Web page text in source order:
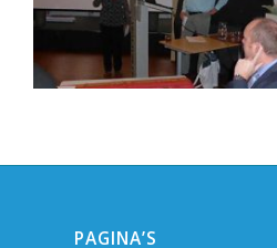
PAGINA’S